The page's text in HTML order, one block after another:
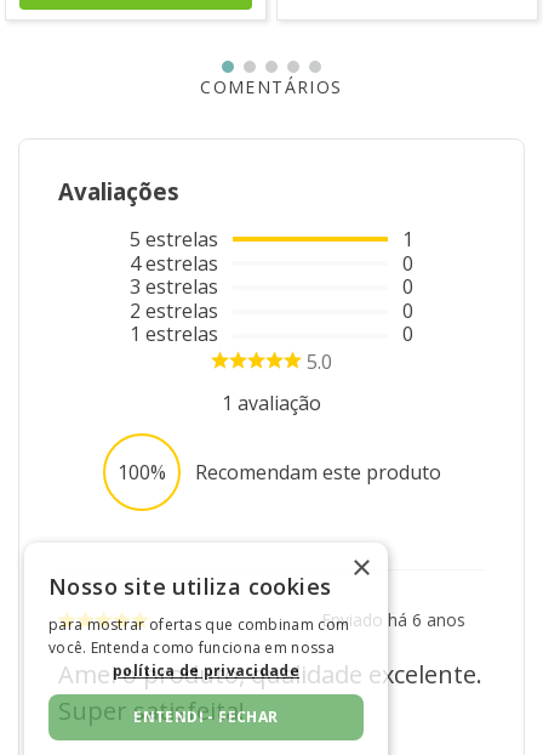
COMENTÁRIOS
Avaliações
5 estrelas
4estrelas
3 estrelas
2 estrelas
1 estrelas
1
0
0
0
0
5.0
1 avaliação
100% Recomendam este produto
Enviado há 6 anos
Amei o produto, qualidade excelente.
Super satisfeita!
×
Nosso site utiliza cookies
para mostrar ofertas que combinam com
você. Entenda como funciona em nossa
política de privacidade
ENTENDI - FECHAR